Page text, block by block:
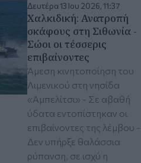
Δευτέρα 13 Ιου 2026, 11:37
Χαλκιδική: Ανατροπή
σκάφους στη Σιθωνία -
Σώοι οι τέσσερις
επιβαίνοντες
Άμεση κινητοποίηση του
Λιμενικού στη νησίδα
«Αμπελίτσι» - Σε αβαθή
ύδατα εντοπίστηκαν οι
επιβαίνοντες της λέμβου -
Δεν υπήρξε θαλάσσια
ρύπανση, σε ισχύ η